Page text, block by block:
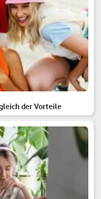
der Vorteile